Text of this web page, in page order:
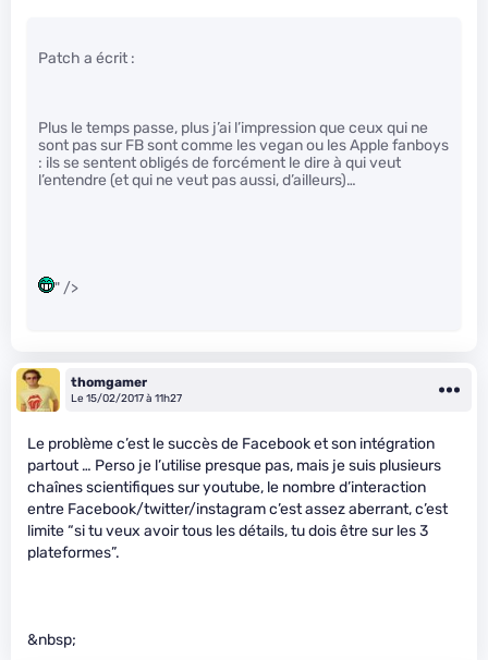
Patch a écrit :
Plus le temps passe, plus j’ai l’impression que ceux qui ne
sont pas sur FB sont comme les vegan ou les Apple fanboys
: ils se sentent obligés de forcément le dire à qui veut
l’entendre (et qui ne veut pas aussi, d’ailleurs)…
" />
thomgamer
Le 15/02/2017 à 11h27
Le problème c’est le succès de Facebook et son intégration
partout … Perso je l’utilise presque pas, mais je suis plusieurs
chaînes scientifiques sur youtube, le nombre d’interaction
entre Facebook/twitter/instagram c’est assez aberrant, c’est
limite “si tu veux avoir tous les détails, tu dois être sur les 3
plateformes”.
&nbsp;